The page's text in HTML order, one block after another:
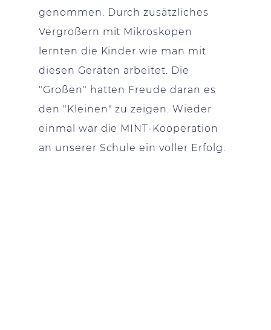
genommen. Durch zusätzliches
Vergrößern mit Mikroskopen
lernten die Kinder wie man mit
diesen Geräten arbeitet. Die
"Großen" hatten Freude daran es
den "Kleinen" zu zeigen. Wieder
einmal war die MINT-Kooperation
an unserer Schule ein voller Erfolg.